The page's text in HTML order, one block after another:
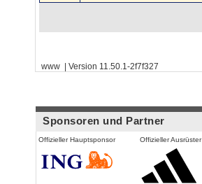
www | Version 11.50.1-2f7f327
Sponsoren und Partner
Offizieller Hauptsponsor Offizieller Ausrüster